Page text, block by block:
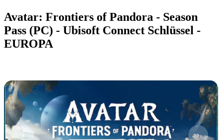
Avatar: Frontiers of Pandora - Season
Pass (PC) - Ubisoft Connect Schlüssel -
EUROPA